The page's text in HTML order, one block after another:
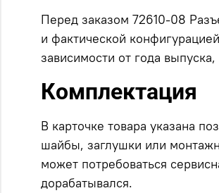
Перед заказом 72610-08
и фактической
зависимости от года
Комплектация
В карточке товара указана
шайбы, заглушки или
может потребоваться
дорабатывался.